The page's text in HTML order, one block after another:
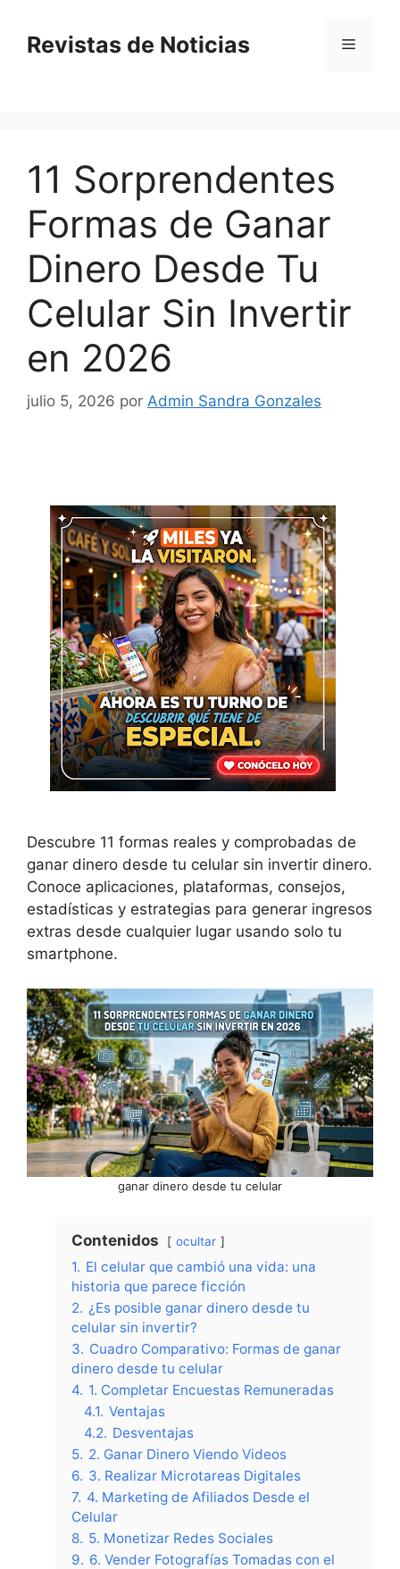
contenido
Revistas de Noticias Menú
11 Sorprendentes
Formas de Ganar
Dinero Desde Tu
Celular Sin Invertir
en 2026
julio 5, 2026 por Admin Sandra Gonzales
Descubre 11 formas reales y comprobadas de
ganar dinero desde tu celular sin invertir dinero.
Conoce aplicaciones, plataformas, consejos,
estadísticas y estrategias para generar ingresos
extras desde cualquier lugar usando solo tu
smartphone.
ganar dinero desde tu celular
Contenidos ocultar
1. El celular que cambió una vida: una
historia que parece ficción
2. ¿Es posible ganar dinero desde tu
celular sin invertir?
3. Cuadro Comparativo: Formas de ganar
dinero desde tu celular
4. 1. Completar Encuestas Remuneradas
4.1. Ventajas
4.2. Desventajas
5. 2. Ganar Dinero Viendo Videos
6. 3. Realizar Microtareas Digitales
7. 4. Marketing de Afiliados Desde el
Celular
8. 5. Monetizar Redes Sociales
9. 6. Vender Fotografías Tomadas con el